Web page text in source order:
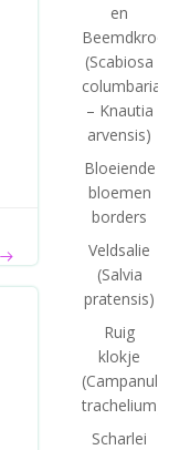
en
(Scabiosa
columbaria
– Knautia
arvensis)
Bloeiende
bloemen
borders
Veldsalie
(Salvia
pratensis)
Ruig
klokje
(Campanula
trachelium)
Scharlei